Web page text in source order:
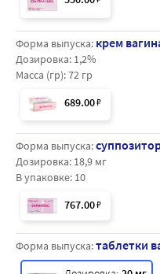
Форма выпуска: крем
Дозировка: 1,2%
Масса (гр):72 гр
689.00₽
Форма выпуска:
Дозировка: 18,9 мг
В упаковке: 10
767.00₽
Форма выпуска:таблетки